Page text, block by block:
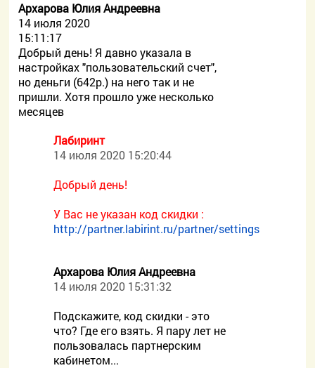
Архарова Юлия Андреевна
14 июля 2020
15:11:17
Добрый день! Я давно указала в
настройках "пользовательский счет",
но деньги (642р.) на него так и не
пришли. Хотя прошло уже несколько
месяцев
Лабиринт
14 июля 2020 15:20:44
Добрый день!
У Вас не указан код скидки :
http://partner.labirint.ru/partner/settings
Архарова Юлия Андреевна
14 июля 2020 15:31:32
Подскажите, код скидки - это
что? Где его взять. Я пару лет не
пользовалась партнерским
кабинетом...